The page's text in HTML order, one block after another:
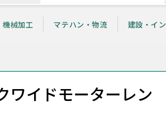
機械加工 マテハン・物流 建設・イ
ワイドモーターレン